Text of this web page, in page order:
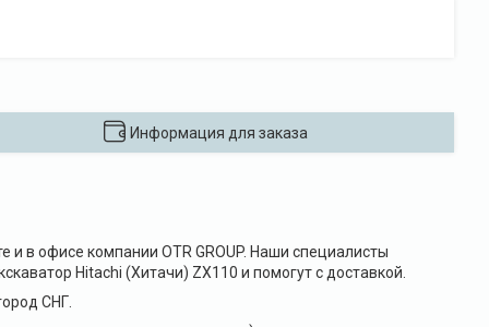
Информация для заказа
и в офисе компании OTR GROUP. Наши специалисты
Hitachi (Хитачи) ZX110 и помогут с доставкой.
СНГ.